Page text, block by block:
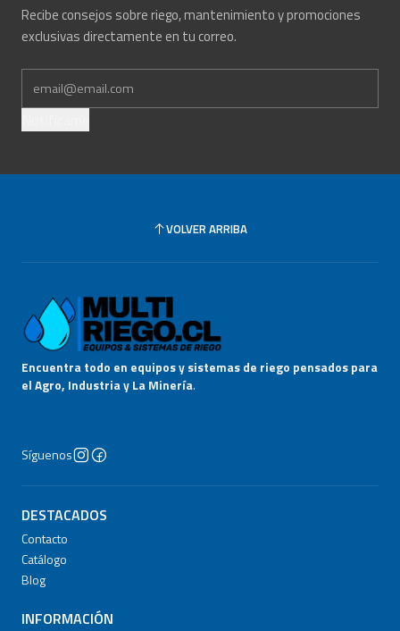
Recibe consejos sobre riego, mantenimiento y promociones
exclusivas directamente en tu correo.
VOLVER ARRIBA
Encuentra todo en equipos y sistemas de riego pensados para
el Agro, Industria y La Minería.
Síguenos
DESTACADOS
Contacto
Catálogo
Blog
INFORMACIÓN